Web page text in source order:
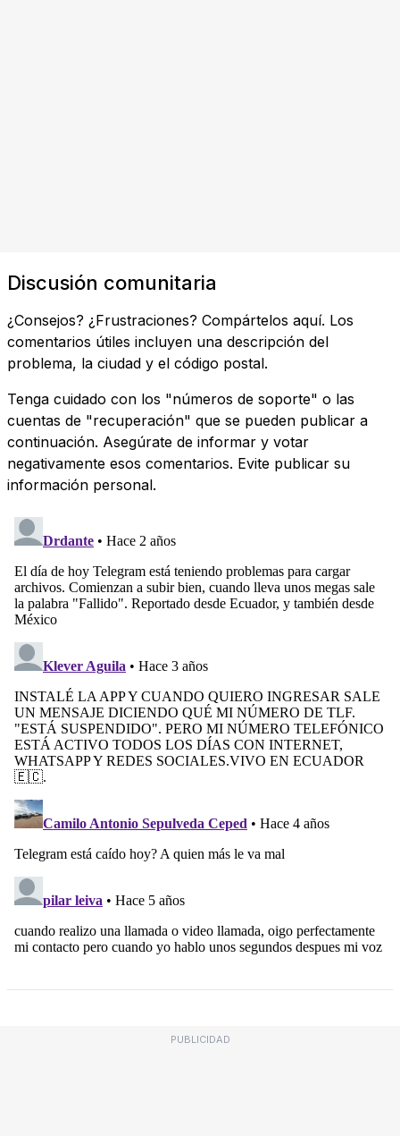
Discusión comunitaria
¿Consejos? ¿Frustraciones? Compártelos aquí. Los
comentarios útiles incluyen una descripción del
problema, la ciudad y el código postal.
Tenga cuidado con los "números de soporte" o las
cuentas de "recuperación" que se pueden publicar a
continuación. Asegúrate de informar y votar
negativamente esos comentarios. Evite publicar su
información personal.
PUBLICIDAD